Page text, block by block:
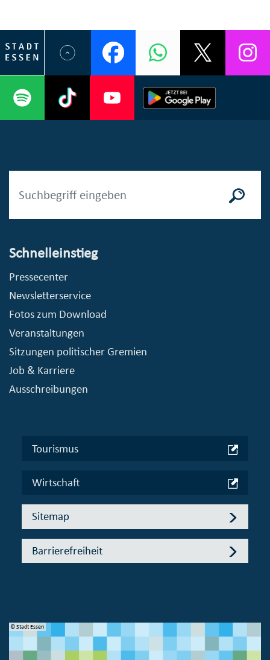
Schnelleinstieg
Pressecenter
Newsletterservice
Fotos zum Download
Veranstaltungen
Sitzungen politischer Gremien
Job & Karriere
Ausschreibungen
Tourismus
Wirtschaft
Sitemap
Barrierefreiheit
© Stadt Essen